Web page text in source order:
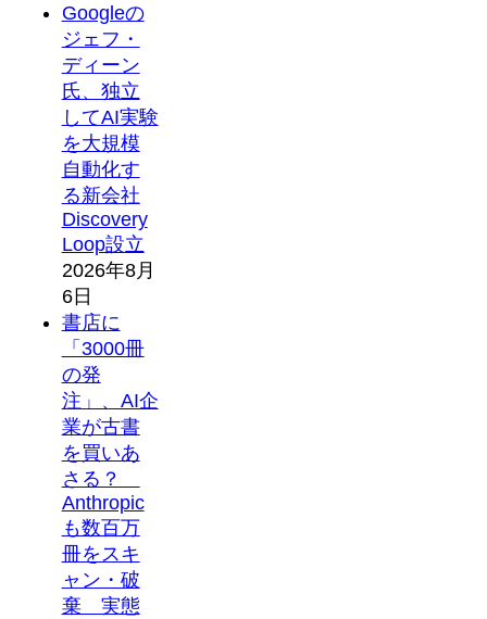
Googleの
ジェフ・
ディーン
氏、独立
してAI実験
を大規模
自動化す
る新会社
Discovery
Loop設立
2026年8月
6日
書店に
「3000冊
の発
注」、AI企
業が古書
を買いあ
さる？
Anthropic
も数百万
冊をスキ
ャン・破
棄 実態